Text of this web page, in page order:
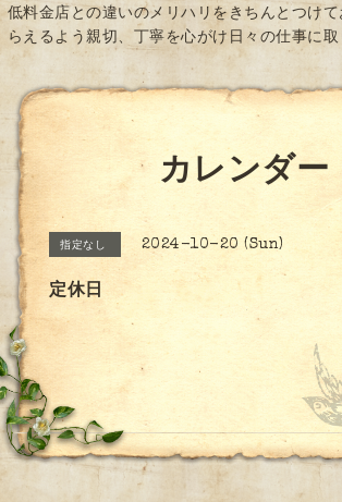
低料金店との違いのメリハリをきちんとつけ
らえるよう親切、丁寧を心がけ日々の仕事に取
カレンダー
指定なし 2024-10-20 (Sun)
定休日